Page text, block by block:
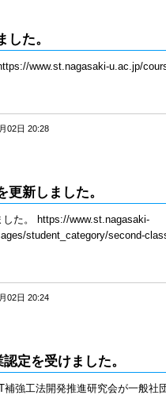
た。
www.st.nagasaki-u.ac.jp/
02日 20:28
新しました。
た。 https://www.st.nagasaki-
student_category/second-
02日 20:24
定を受けました。
強工法開発推進研究会が一般社